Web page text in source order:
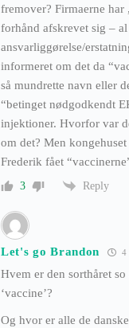
fremover? Firmaerne har
forhånd afskrevet sig –
ansvarliggørelse/
informeret om det da
så mundrette navn eller
“betinget nødgodkendt
injektioner. Hvorfor var
om det? Men
Frederik fået
3 Reply
Let's go Brandon 4
Hvem er den sorthåret
‘vaccine’?
Og hvor er alle de